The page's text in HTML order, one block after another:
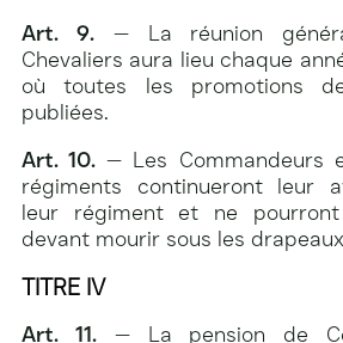
Art. 9.— La réunion
Chevaliers aura lieu chaque
où toutes les promotions
publiées.
Art. 10. — Les Commandeurs
régiments continueront leur
leur régiment et ne
devant mourir sous les
TITRE IV
Art. 11.— La pension de